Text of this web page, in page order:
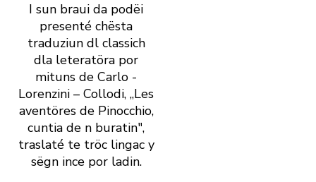
I sun braui da podëi
presenté chësta
traduziun dl ­classich
dla leteratöra por
mituns de Carlo ­
Lorenzini – Collodi, „Les
aventöres de Pinocchio,
cuntia de n buratin",
traslaté te tröc lingac y
sëgn ince por ladin.